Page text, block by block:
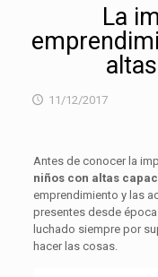
La
11/12/2017
Antes de conocer la
niños con altas
emprendimiento y las
presentes desde
luchado siempre por
hacer las cosas.